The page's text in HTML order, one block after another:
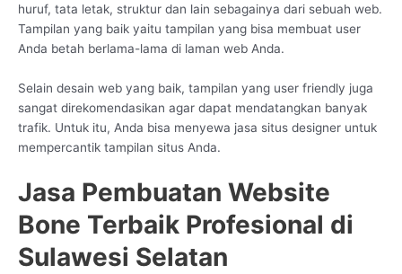
huruf, tata letak, struktur dan lain sebagainya dari sebuah web.
Tampilan yang baik yaitu tampilan yang bisa membuat user
Anda betah berlama-lama di laman web Anda.
Selain desain web yang baik, tampilan yang user friendly juga
sangat direkomendasikan agar dapat mendatangkan banyak
trafik. Untuk itu, Anda bisa menyewa jasa situs designer untuk
mempercantik tampilan situs Anda.
Jasa Pembuatan Website
Bone Terbaik Profesional di
Sulawesi Selatan